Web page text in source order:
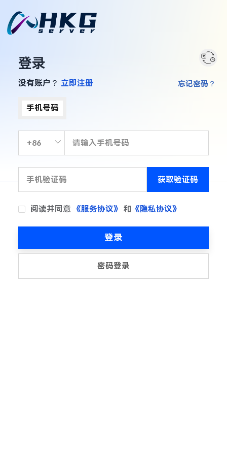
登录
没有账户？ 立即注册
手机号码
获取验证码
阅读并同意 《服务协议》 和 《隐私协议》
忘记密码？
登录
密码登录